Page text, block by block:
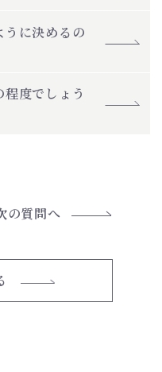
うに決めるの
度でしょう
の質問へ